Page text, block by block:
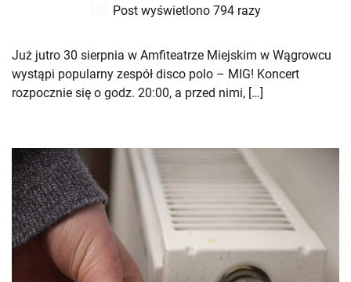
Post wyświetlono 794 razy
Już jutro 30 sierpnia w Amfiteatrze Miejskim w Wągrowcu
wystąpi popularny zespół disco polo – MIG! Koncert
rozpocznie się o godz. 20:00, a przed nimi, […]